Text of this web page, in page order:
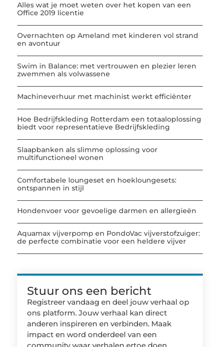
Alles wat je moet weten over het kopen van een
Office 2019 licentie
Overnachten op Ameland met kinderen vol strand
en avontuur
Swim in Balance: met vertrouwen en plezier leren
zwemmen als volwassene
Machineverhuur met machinist werkt efficiënter
Hoe Bedrijfskleding Rotterdam een totaaloplossing
biedt voor representatieve Bedrijfskleding
Slaapbanken als slimme oplossing voor
multifunctioneel wonen
Comfortabele loungeset en hoekloungesets:
ontspannen in stijl
Hondenvoer voor gevoelige darmen en allergieën
Aquamax vijverpomp en PondoVac vijverstofzuiger:
de perfecte combinatie voor een heldere vijver
Stuur ons een bericht
Registreer vandaag en deel jouw verhaal op
ons platform. Jouw verhaal kan direct
anderen inspireren en verbinden. Maak
impact en word onderdeel van een